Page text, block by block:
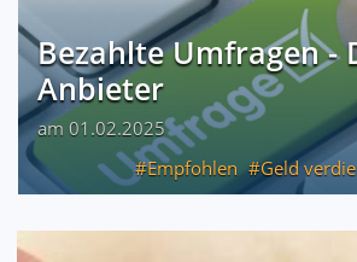
Bezahlte Umfragen -
Anbieter
am 01.02.2025
Empfohlen
Geld